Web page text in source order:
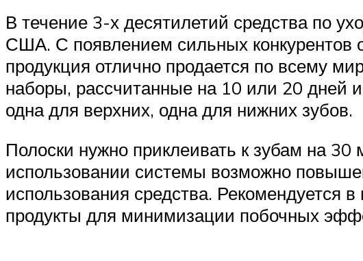
В течение 3-х десятилетий средства по
США. С появлением сильных конкурентов
продукция отлично продается по всему
наборы, рассчитанные на 10 или 20 дней
одна для верхних, одна для нижних зубов.
Полоски нужно приклеивать к зубам на
использовании системы возможно
использования средства. Рекомендуется
продукты для минимизации побочных